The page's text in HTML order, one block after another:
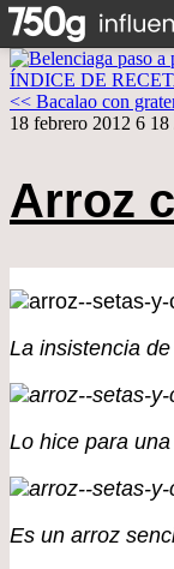
ÍNDICE DE
<< Bacalao con
18 febrero 2012 6 18
Arroz
La insistencia
Lo hice para
Es un arroz